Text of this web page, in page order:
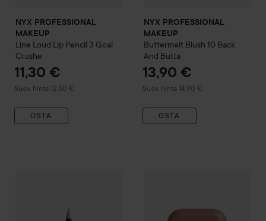
NYX PROFESSIONAL
MAKEUP
Line Loud Lip Pencil 3 Goal
Crushe
11,30 €
Suos. hinta 12,50 €
Suositeltu hinta 12,50 €
OSTA
NYX PROFESSIONAL
MAKEUP
Buttermelt Blush 10 Back
And Butta
13,90 €
Suos. hinta 14,90 €
Suositeltu hinta 14,90 €
OSTA